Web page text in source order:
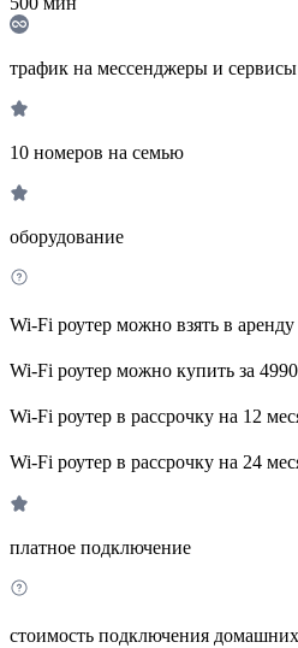
трафик на мессенджеры и сервисы
10 номеров на семью
оборудование
Wi-Fi роутер можно взять в
Wi-Fi роутер можно купить за
Wi-Fi роутер в рассрочку на 12
Wi-Fi роутер в рассрочку на 24
платное подключение
стоимость подключения домашних